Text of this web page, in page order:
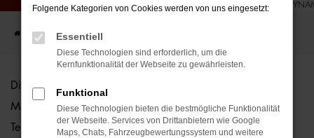
PURE PERFORMANCE UND AUSSERGEWÖHNLICHE
Startseite Kfz.-Lexikon
Die Audi RS-Modelle
Marke und bieten eine Kombination aus hochentwickelter
Technik, gewaltiger Leistung und exklusivem Design. Als
Folgende Kategorien von Cookies werden von uns eingesetzt:
Essentiell
Diese Technologien sind erforderlich, um die
Kernfunktionalität der Webseite zu gewährleisten.
Funktional
Diese Technologien bieten die bestmögliche Funktionalität
der Webseite. Services von Drittanbietern wie Google
Maps, Chats, Fahrzeugbewertungssystem und weitere